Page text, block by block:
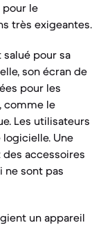
le
très exigeantes.
salué pour sa
son écran de
pour les
comme le
Les utilisateurs
Une
accessoires
ne sont pas
un appareil